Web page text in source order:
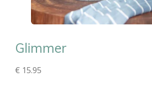
Glimmer
€ 15.95